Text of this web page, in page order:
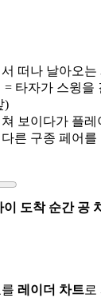
떠나 날아오
= 타자가 스윙을
)
보이다가 플레
른 구종 페어를
도착 순간 공
레이더 차트로